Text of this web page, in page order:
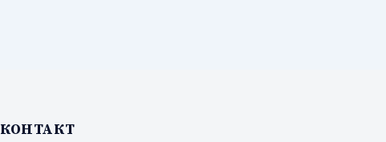
КОНТАКТ